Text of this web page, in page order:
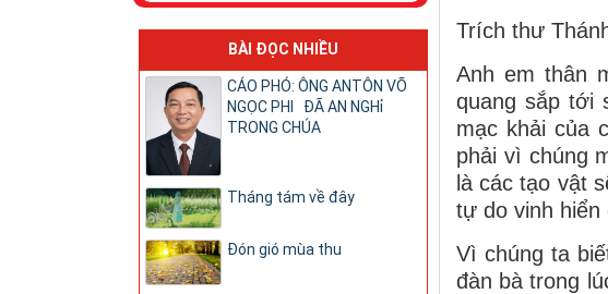
Trích thư
Anh em thân
quang sắp tới
mạc khải của
phải vì chúng
là các tạo vật
tự do vinh hiển
Vì chúng ta
đàn bà trong
BÀI ĐỌC NHIỀU
CÁO PHÓ: ÔNG ANTÔN VÕ
NGỌC PHI ĐÃ AN NGHỉ
TRONG CHÚA
Tháng tám về đây
Đón gió mùa thu